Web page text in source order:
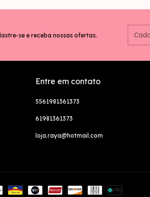
se e receba nossas ofertas.
Entre em contato
5561981361373
61981361373
loja.raya@hotmail.com